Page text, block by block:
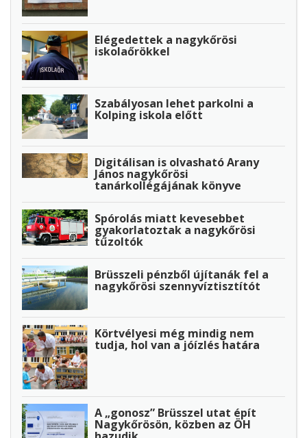
Elégedettek a nagykőrösi
iskolaőrökkel
Szabályosan lehet parkolni a
Kolping iskola előtt
Digitálisan is olvasható Arany
János nagykőrösi
tanárkollégájának könyve
Spórolás miatt kevesebbet
gyakorlatoztak a nagykőrösi
tűzoltók
Brüsszeli pénzből újítanák fel a
nagykőrösi szennyvíztisztítót
Körtvélyesi még mindig nem
tudja, hol van a jóízlés határa
A „gonosz” Brüsszel utat épít
Nagykőrösön, közben az ÖH